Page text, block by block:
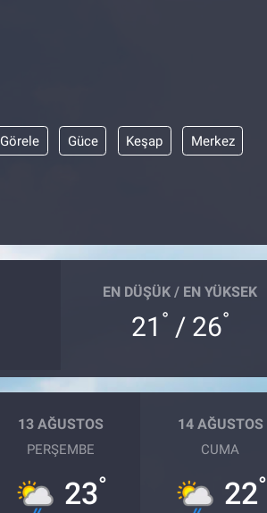
Görele Güce Keşap Merkez
EN DÜŞÜK / EN YÜKSEK
21 ° / 26°
13 AĞUSTOS
PERŞEMBE
23°
14 AĞUSTOS
CUMA
22°